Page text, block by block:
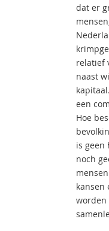
dat er
relatief
naast
een
Hoe
is geen
noch
kansen
worden